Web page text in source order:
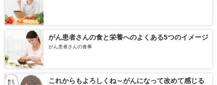
がん患者さんの食と栄養へのよくある5つのイメージ
がん患者さんの食事
これからもよろしくね～がんになって改めて感じる